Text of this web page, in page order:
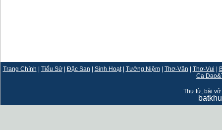
Trang Chính | Tiểu Sử| Đặc San | Sinh Hoạt| Tưởng Niệm| Thơ-Văn | Thơ-Vui |
Ca
Thư từ, bài vở